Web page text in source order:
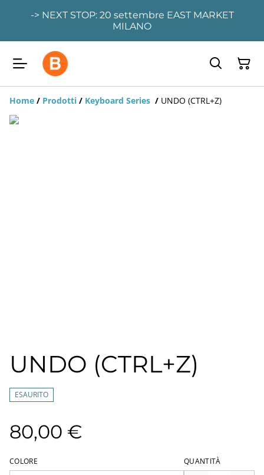
-> NEXT STOP: 20 settembre EAST MARKET
MILANO
Home / Prodotti / Keyboard Series / UNDO (CTRL+Z)
UNDO (CTRL+Z)
ESAURITO
80,00 €
COLORE QUANTITÀ